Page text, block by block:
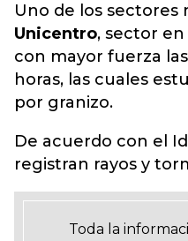
Uno de los sectores
Unicentro, sector
con mayor fuerza
horas, las cuales
por granizo.
De acuerdo con el
registran rayos y
Toda la